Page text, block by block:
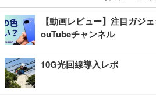
【動画レビュー】注目ガジ
ouTubeチャンネル
10G光回線導入レポ